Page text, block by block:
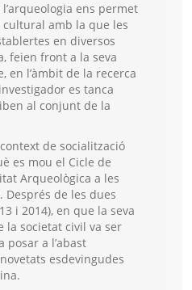
ens permet
amb la que les
en diversos
feien front a la seva
en l’àmbit de la recerca
es tanca
al conjunt de la
de socialització
es mou el Cicle de
Arqueològica a les
Després de les dues
i 2014), en que la seva
la societat civil va ser
posar a l’abast
esdevingudes